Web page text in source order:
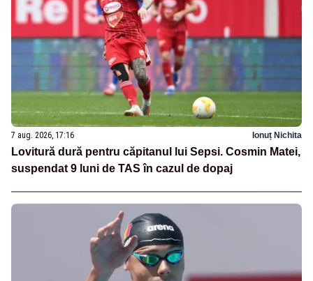
7 aug. 2026, 17:16 Ionuț Nichita
Lovitură dură pentru căpitanul lui Sepsi. Cosmin Matei,
suspendat 9 luni de TAS în cazul de dopaj